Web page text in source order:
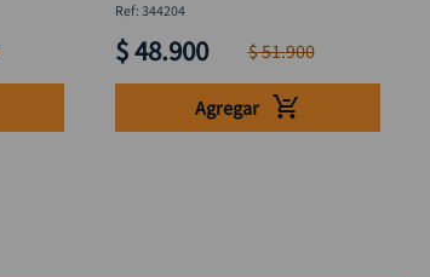
:344204
$48.900 $51.900
Agregar